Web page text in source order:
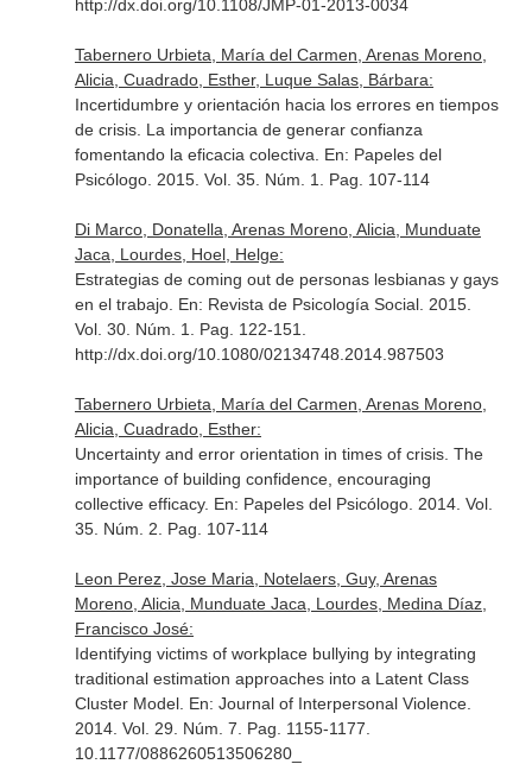
http://dx.doi.org/10.1108/JMP-01-2013-0034
Tabernero Urbieta, María del Carmen, Arenas Moreno,
Alicia, Cuadrado, Esther, Luque Salas, Bárbara:
Incertidumbre y orientación hacia los errores en tiempos
de crisis. La importancia de generar confianza
fomentando la eficacia colectiva. En: Papeles del
Psicólogo. 2015. Vol. 35. Núm. 1. Pag. 107-114
Di Marco, Donatella, Arenas Moreno, Alicia, Munduate
Jaca, Lourdes, Hoel, Helge:
Estrategias de coming out de personas lesbianas y gays
en el trabajo. En: Revista de Psicología Social. 2015.
Vol. 30. Núm. 1. Pag. 122-151.
http://dx.doi.org/10.1080/02134748.2014.987503
Tabernero Urbieta, María del Carmen, Arenas Moreno,
Alicia, Cuadrado, Esther:
Uncertainty and error orientation in times of crisis. The
importance of building confidence, encouraging
collective efficacy. En: Papeles del Psicólogo. 2014. Vol.
35. Núm. 2. Pag. 107-114
Leon Perez, Jose Maria, Notelaers, Guy, Arenas
Moreno, Alicia, Munduate Jaca, Lourdes, Medina Díaz,
Francisco José:
Identifying victims of workplace bullying by integrating
traditional estimation approaches into a Latent Class
Cluster Model. En: Journal of Interpersonal Violence.
2014. Vol. 29. Núm. 7. Pag. 1155-1177.
10.1177/0886260513506280_